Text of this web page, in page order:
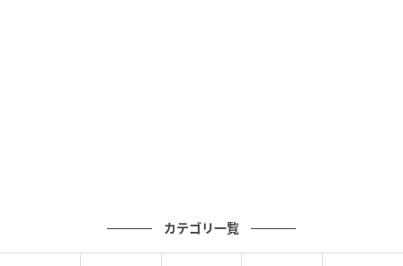
カテゴリ一覧